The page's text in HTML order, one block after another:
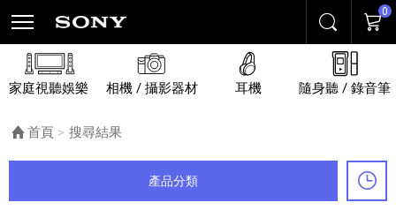
搜尋 購物
0
家庭視聽娛樂 相機 / 攝影器材 耳機 隨身聽 / 錄音筆
首頁 目前頁面：
搜尋結果
產品分類 最